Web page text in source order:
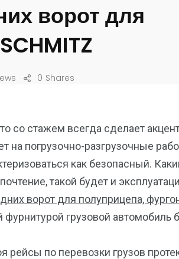
ворот для
Shares
0
со стажем всегда сделает
на погрузочно-разгрузочные
как безопасный.
такой будет и
ворот для полуприцепа,
фурнитурой грузовой автомобиль
рейсы по перевозки грузов